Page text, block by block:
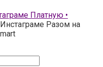
Платную •
Разом на